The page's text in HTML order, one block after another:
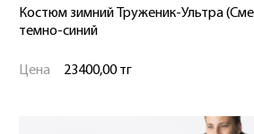
Костюм зимний Труженик-Ультра
темно-синий
Цена 23400,00 тг